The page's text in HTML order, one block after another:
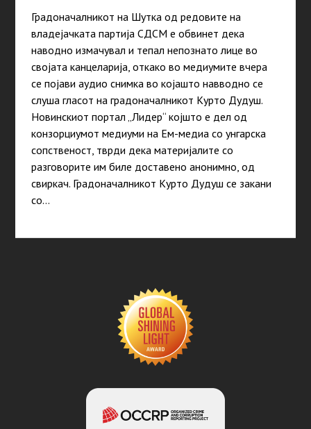
Градоначалникот на Шутка од редовите на
владејачката партија СДСМ е обвинет дека
наводно измачувал и тепал непознато лице во
својата канцеларија, откако во медиумите вчера
се појави аудио снимка во којашто навводно се
слуша гласот на градоначалникот Курто Дудуш.
Новинскиот портал „Лидер“ којшто е дел од
конзорциумот медиуми на Ем-медиа со унгарска
сопственост, тврди дека материјалите со
разговорите им биле доставено анонимно, од
свиркач. Градоначалникот Курто Дудуш се закани
со…